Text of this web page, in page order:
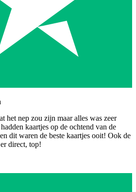
het nep zou zijn maar alles was zeer
kaartjes op de ochtend van de
dit waren de beste kaartjes ooit! Ook de
direct, top!